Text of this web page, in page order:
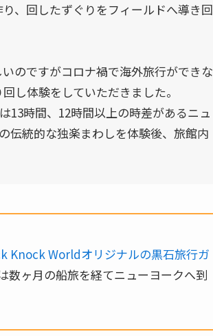
、回したずぐりをフィールドへ導き回
のですがコロナ禍で海外旅行ができな
し体験をしていただきました。
時間、12時間以上の時差があるニュ
伝統的な独楽まわしを体験後、旅館内
Knock Worldオリジナルの黒石旅行ガ
数ヶ月の船旅を経てニューヨークへ到